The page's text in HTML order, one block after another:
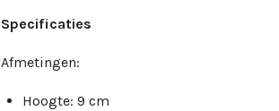
Specificaties
Afmetingen:
Hoogte: 9 cm